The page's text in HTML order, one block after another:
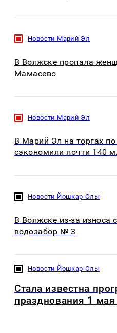
Новости Марий Эл
В Волжске пропала
Мамасево
Новости Марий Эл
В Марий Эл на торгах
сэкономили почти 140
Новости Йошкар-Олы
В Волжске из-за износа
водозабор № 3
Новости Йошкар-Олы
Стала известна
празднования 1